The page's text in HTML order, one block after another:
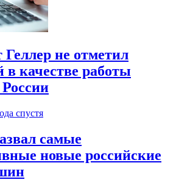
Геллер не отметил
в качестве работы
спустя
самые
новые российские